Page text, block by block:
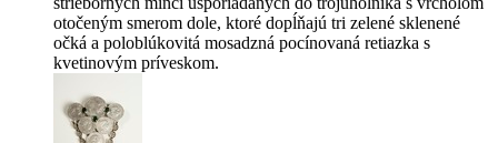
otočeným smerom dole, ktoré dopĺňajú tri zelené sklenené
očká a poloblúkovitá mosadzná pocínovaná retiazka s
kvetinovým príveskom.